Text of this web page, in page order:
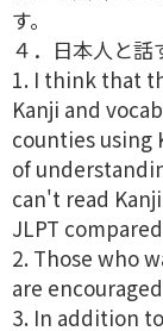
す。
４．日本人と話
1. I think that
Kanji and
counties using
of
can't read
JLPT
2. Those who
are
3. In addition